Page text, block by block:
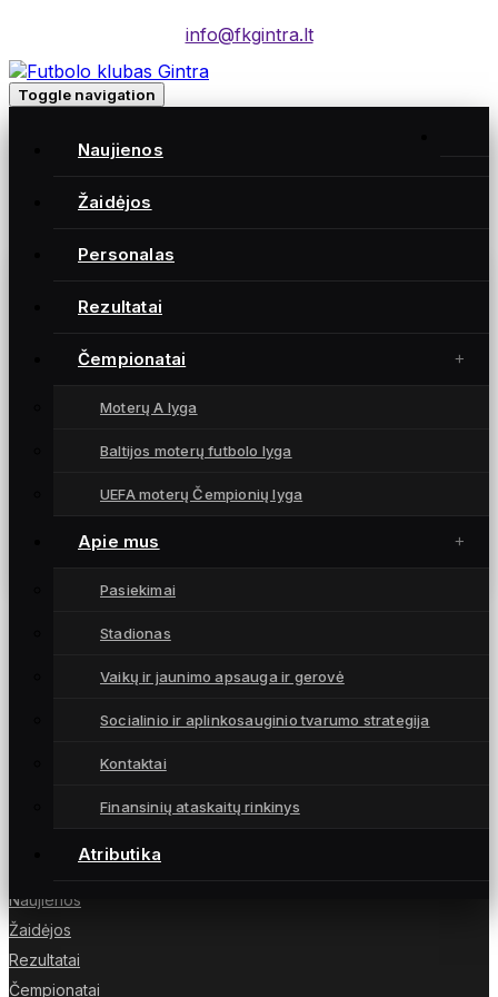
info@fkgintra.lt
Toggle navigation
Naujienos
Žaidėjos
Personalas
Rezultatai
Čempionatai
Moterų A lyga
Baltijos moterų futbolo lyga
UEFA moterų Čempionių lyga
Apie mus
Pasiekimai
Stadionas
Vaikų ir jaunimo apsauga ir gerovė
Socialinio ir aplinkosauginio tvarumo strategija
Kontaktai
Finansinių ataskaitų rinkinys
Atributika
Įrašai
Home
Gintra naujienos
Geltonai juodų gretose – perspektyvi Lietuvos
Lietuvos čempionės iš Šiaulių, atstovaujančios
NUORODOS
Naujienos
Žaidėjos
Rezultatai
Čempionatai